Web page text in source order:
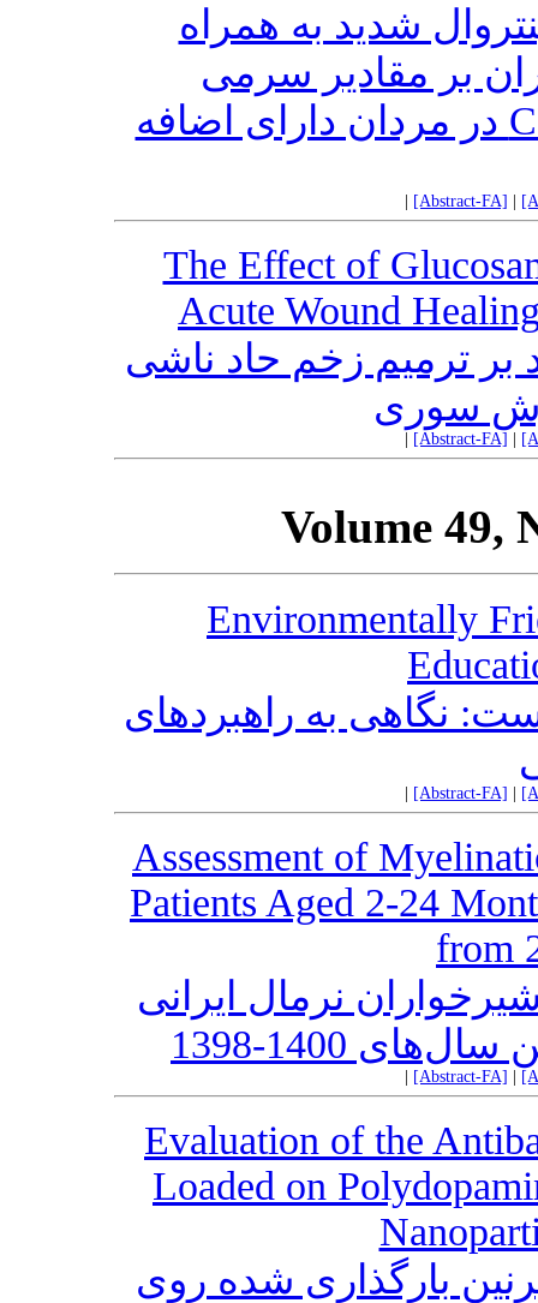
اینتروال شدید به همراه
بر مقادیر سرمی
فاکتورهای التهابی TNF-α و CRP در مردان دارای اضافه
[Abstract-FA]
The Effect of
Acute Wound
بر ترمیم زخم حاد ناشی
سوری
[Abstract-FA]
Volume 49,
Environmentally
نگاهی به راهبردهای
[Abstract-FA]
Assessment of
Patients Aged 2-24
from
نرمال ایرانی
1400-1398
[Abstract-FA]
Evaluation of the
Loaded on
بارگذاری شده روی